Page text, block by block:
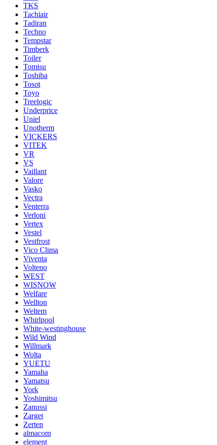
TKS
Tachiair
Tadiran
Techno
Tempstar
Timberk
Toiler
Tomisu
Toshiba
Tosot
Toyo
Treelogic
Underprice
Uniel
Unotherm
VICKERS
VITEK
VR
VS
Vaillant
Valore
Vasko
Vectra
Venterra
Verloni
Vertex
Vestel
Vestfrost
Vico Clima
Viventa
Volteno
WEST
WISNOW
Welfare
Wellton
Weltem
Whirlpool
White-westinghouse
Wild Wind
Willmark
Wolta
YUETU
Yamaha
Yamatsu
York
Yoshimitsu
Zanussi
Zarget
Zerten
almacom
element